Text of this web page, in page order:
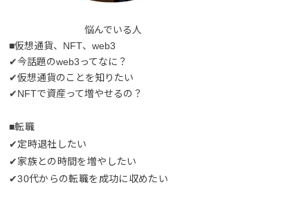
悩んでいる人
■仮想通貨、NFT、web3
✔今話題のweb3ってなに？
✔仮想通貨のことを知りたい
✔NFTで資産って増やせるの？
■転職
✔定時退社したい
✔家族との時間を増やしたい
✔30代からの転職を成功に収めたい